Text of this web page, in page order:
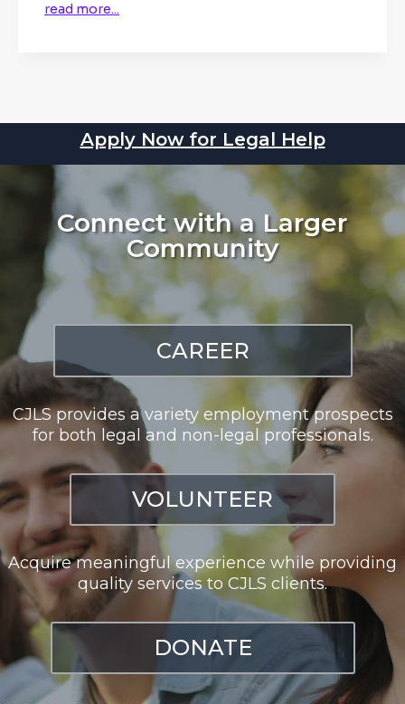
read more...
Apply Now for Legal Help
Connect with a Larger
Community
CAREER
CJLS provides a variety employment prospects
for both legal and non-legal professionals.
VOLUNTEER
Acquire meaningful experience while providing
quality services to CJLS clients.
DONATE